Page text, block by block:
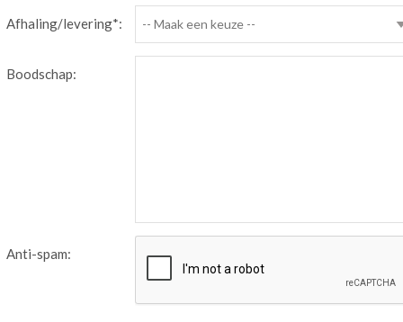
Afhaling/levering*: -- Maak een keuze --
Boodschap:
Anti-spam: